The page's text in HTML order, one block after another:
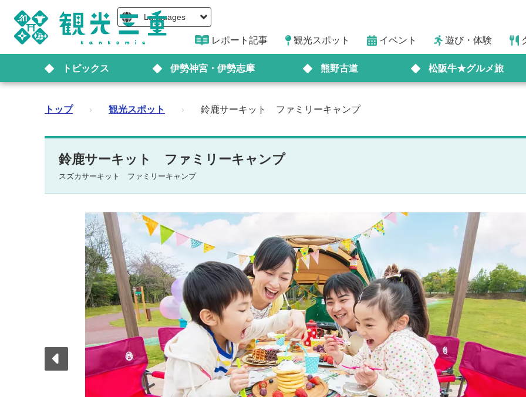
Languages
レポート記事 観光スポット イベント 遊び・体験
トピックス 伊勢神宮・伊勢志摩 熊野古道 松阪牛★グルメ旅
トップ › 観光スポット › 鈴鹿サーキット ファミリーキャンプ
鈴鹿サーキット ファミリーキャンプ
スズカサーキット ファミリーキャンプ